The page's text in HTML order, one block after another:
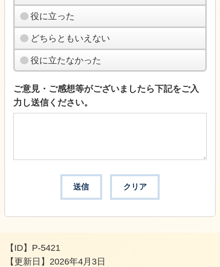
役に立った
どちらともいえない
役に立たなかった
ご意見・ご感想等がございましたら下記をご入
力し送信ください。
【ID】 P-5421
【更新日】 2026年4月3日